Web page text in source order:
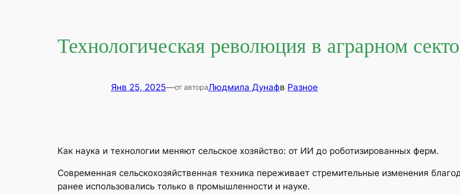
Технологическая революция в аграрном
Янв 25, 2025—от автораЛюдмила Дунафв Разное
Как наука и технологии меняют сельское хозяйство: от ИИ до роботизированных ферм.
Современная сельскохозяйственная техника переживает стремительные изменения
ранее использовались только в промышленности и науке.